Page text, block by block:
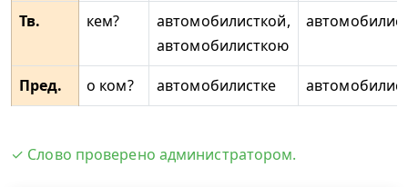
Тв.
кем?
автомобилисткой,
автомобилисткою
Пред. о ком? автомобилистке
✓ Слово проверено администратором.